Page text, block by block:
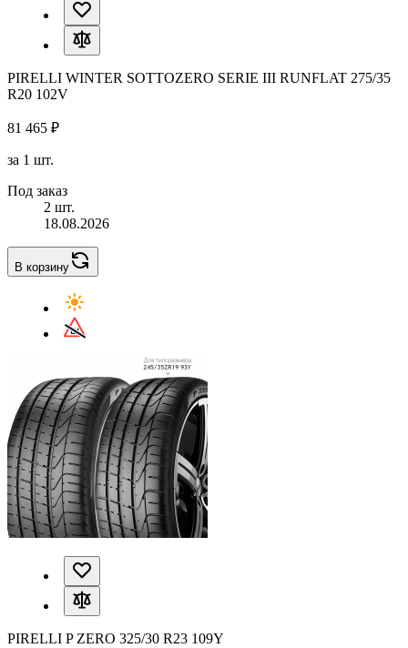
PIRELLI WINTER SOTTOZERO SERIE III RUNFLAT 275/35
R20 102V
81 465 ₽
за 1 шт.
Под заказ
2 шт.
18.08.2026
В корзину
PIRELLI P ZERO 325/30 R23 109Y